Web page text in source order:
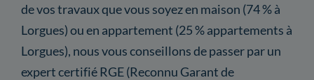
de vos travaux que vous soyez en maison (74 % à
Lorgues) ou en appartement (25 % appartements à
Lorgues), nous vous conseillons de passer par un
expert certifié RGE (Reconnu Garant de